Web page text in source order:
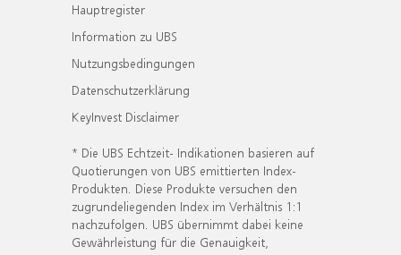
Hauptregister
Information zu UBS
Nutzungsbedingungen
Datenschutzerklärung
KeyInvest Disclaimer
* Die UBS Echtzeit- Indikationen basieren auf
Quotierungen von UBS emittierten Index-
Produkten. Diese Produkte versuchen den
zugrundeliegenden Index im Verhältnis 1:1
nachzufolgen. UBS übernimmt dabei keine
Gewährleistung für die Genauigkeit,